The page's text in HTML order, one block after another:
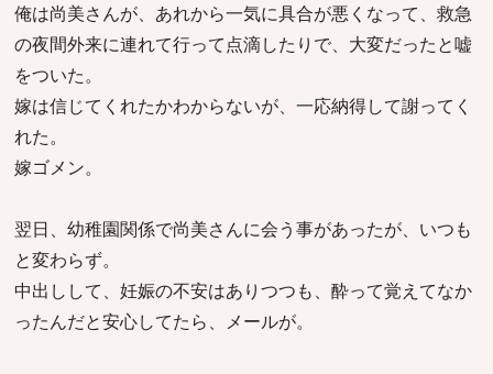
俺は尚美さんが、あれから一気に具合が悪くなって、救急
の夜間外来に連れて行って点滴したりで、大変だったと嘘
をついた。
嫁は信じてくれたかわからないが、一応納得して謝ってく
れた。
嫁ゴメン。
翌日、幼稚園関係で尚美さんに会う事があったが、いつも
と変わらず。
中出しして、妊娠の不安はありつつも、酔って覚えてなか
ったんだと安心してたら、メールが。